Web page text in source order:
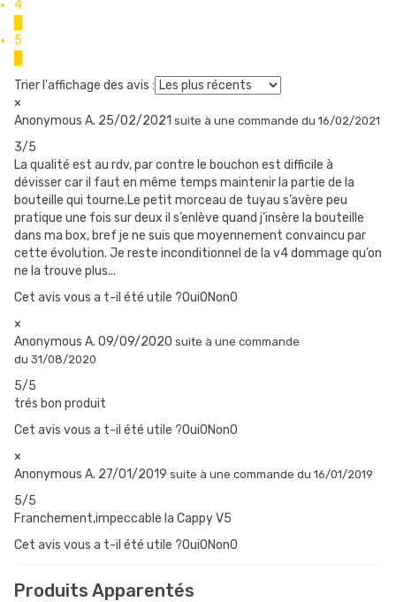
Hauteur hors bouchon : 18 mm
Diamètre extérieur : 5 mm
Diamètre intérieur : environ 1,8 mm
mais il est très court, spécifiquement conçu pour les box BF
Game Over et Game Over S.
Dimensions du tube :
Hauteur hors bouchon : 3 mm
Diamètre extérieur : 5 mm
Diamètre intérieur : environ 1,8 mm
Le modèle “Pro Go” est équipé du connecteur Rapido, avec un
embout en acier, sans tube de silicone. C’est le modèle présenté
Enfin, le modèle “Pro” est équipé du connecteur Rapido Catch
cup, avec un embout en acier, qui se verrouille sur la box.
LA BOUTEILLE CAPPY V5 BASIC
Il s’agit du modèle équipé du connecteur “
silicone court, qui rend la bouteille compatible avec nombre de
box BF.
4
5
Trier l'affichage des avis :
×
Anonymous A. 25/02/2021 suite à une commande du 16/02/2021
3/5
La qualité est au rdv, par contre le bouchon est difficile à
dévisser car il faut en même temps maintenir la partie de la
bouteille qui tourne.Le petit morceau de tuyau s’avère peu
pratique une fois sur deux il s’enlève quand j’insère la bouteille
dans ma box, bref je ne suis que moyennement convaincu par
cette évolution. Je reste inconditionnel de la v4 dommage qu’on
ne la trouve plus...
Cet avis vous a t-il été utile ?Oui0Non0
×
Anonymous A. 09/09/2020 suite à une commande
du 31/08/2020
5/5
trés bon produit
Cet avis vous a t-il été utile ?Oui0Non0
×
Anonymous A. 27/01/2019 suite à une commande du 16/01/2019
5/5
Franchement,impeccable la Cappy V5
Cet avis vous a t-il été utile ?Oui0Non0
Produits Apparentés